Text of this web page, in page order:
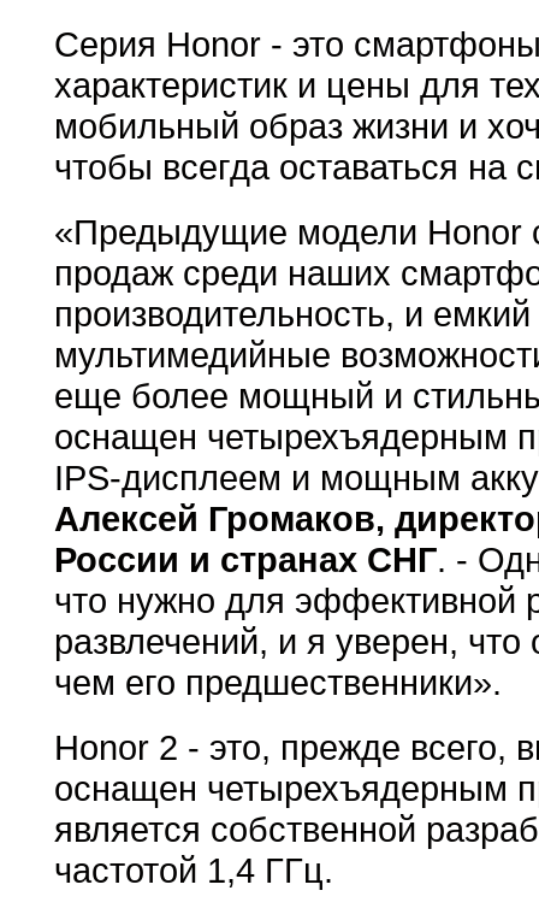
Серия Honor - это
характеристик и цены для
мобильный образ жизни и
чтобы всегда оставаться на
«Предыдущие модели Honor
продаж среди наших
производительность, и
мультимедийные
еще более мощный и
оснащен четырехъядерным
IPS-дисплеем и мощным
Алексей Громаков,
России и странах СНГ. -
что нужно для эффективной
развлечений, и я уверен,
чем его предшественники».
Honor 2 - это, прежде всего,
оснащен четырехъядерным
является собственной
частотой 1,4 ГГц.